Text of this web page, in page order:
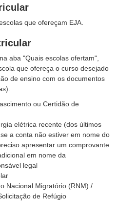
que ofereçam EJA.
, na aba "Quais escolas ofertam",
que ofereça o curso desejado
de ensino com os documentos
ou Certidão de
elétrica recente (dos últimos
a conta não estiver em nome do
apresentar um comprovante
em nome da
legal
Nacional Migratório (RNM) /
de Refúgio